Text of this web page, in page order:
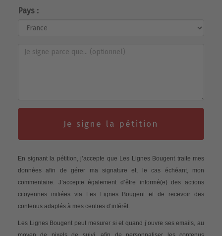
Pays :
Je signe la pétition
En signant la pétition, j’accepte que Les Lignes Bougent traite mes
données afin de gérer ma signature et, le cas échéant, mon
commentaire. J’accepte également d’être informé(e) des actions
citoyennes initiées via Les Lignes Bougent et de recevoir des
contenus adaptés à mes centres d’intérêt.
Les Lignes Bougent peut mesurer si et quand j’ouvre ses emails, au